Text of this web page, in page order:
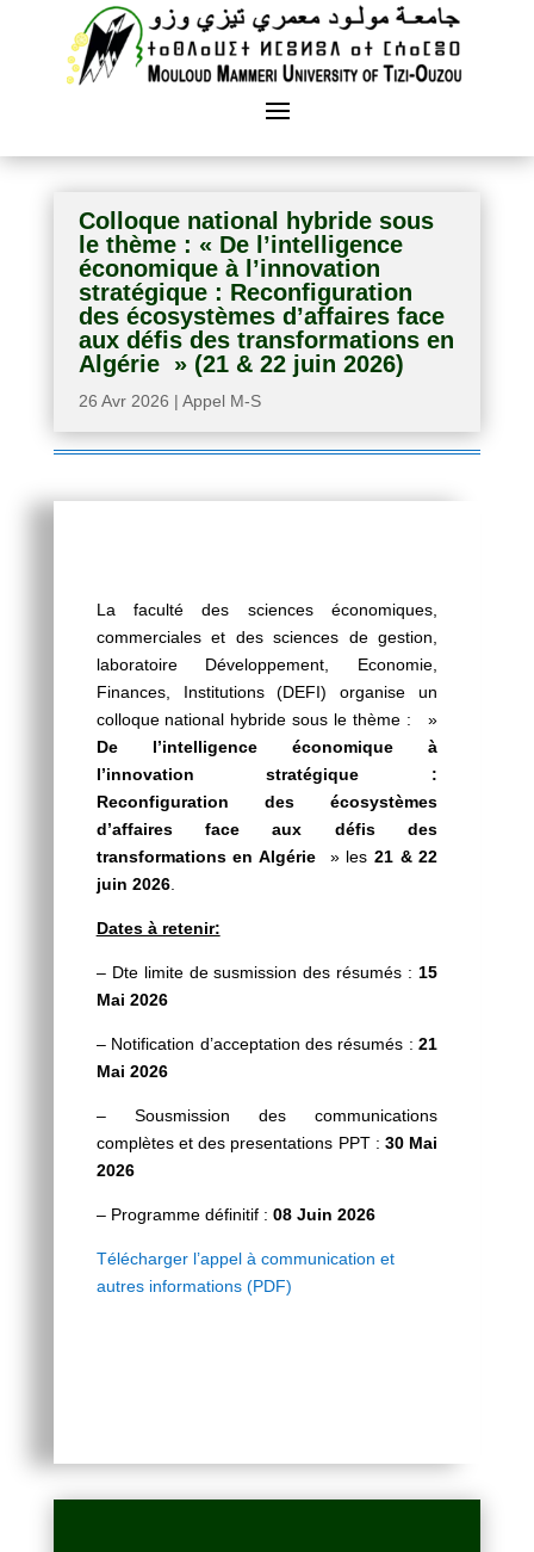
Colloque national hybride sous
le thème : « De l’intelligence
économique à l’innovation
stratégique : Reconfiguration
des écosystèmes d’affaires face
aux défis des transformations en
Algérie » (21 & 22 juin 2026)
26 Avr 2026 | Appel M-S
La faculté des sciences économiques,
commerciales et des sciences de gestion,
laboratoire Développement, Economie,
Finances, Institutions (DEFI) organise un
colloque national hybride sous le thème : »
De l’intelligence économique à
l’innovation stratégique :
Reconfiguration des écosystèmes
d’affaires face aux défis des
transformations en Algérie » les 21 & 22
juin 2026.
Dates à retenir:
– Dte limite de susmission des résumés : 15
Mai 2026
– Notification d’acceptation des résumés :21
Mai 2026
– Sousmission des communications
complètes et des presentations PPT :30 Mai
2026
– Programme définitif : 08 Juin 2026
Télécharger l’appel à communication et
autres informations (PDF)